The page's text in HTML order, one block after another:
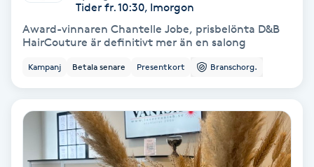
Gel naglar
Gelenaglar
Tider fr. 10:30, Imorgon
Award-vinnaren Chantelle Jobe, prisbelönta D&B
HairCouture är definitivt mer än en salong
Kampanj Betala senare Presentkort Branschorg.